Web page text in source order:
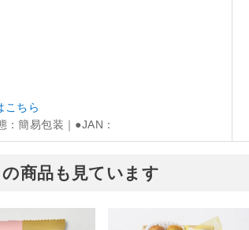
こちら
簡易包装｜●JAN：
商品も見ています